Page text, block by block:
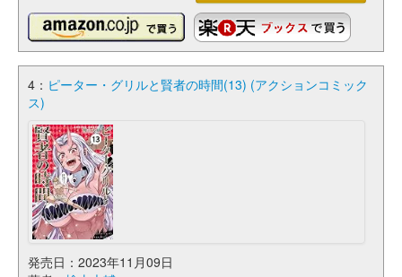
4： ピーター・グリルと賢者の時間(13) (アクションコミック
ス)
発売日：2023年11月09日